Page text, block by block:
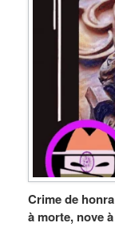
Crime de
à morte, nove